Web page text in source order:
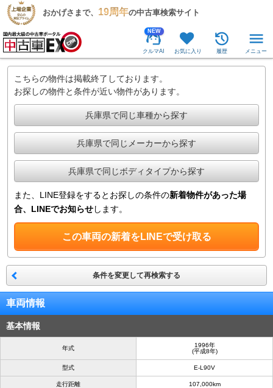
おかげさまで、 19周年の中古車検索サイト
NEW
クルマAI お気に入り 履歴 メニュー
こちらの物件は掲載終了しております。
お探しの物件と条件が近い物件があります。
兵庫県で同じ車種から探す
兵庫県で同じメーカーから探す
兵庫県で同じボディタイプから探す
また、LINE登録をするとお探しの条件の新着物件があった場
合、LINEでお知らせします。
この車両の新着をLINEで受け取る
条件を変更して再検索する
車両情報
基本情報
年式
1996年
(平成8年)
型式 E-L90V
走行距離 107,000km